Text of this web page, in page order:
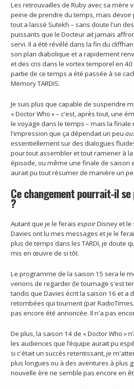
Les retrouvailles de Ruby avec sa mère
peine de prendre du temps, mais
tout a laissé Sutekh – sans doute l'un
puissants que le Docteur ait jamais
servi. Il a été révélé dans la fin du
son plan diabolique et a rapidement
et des cris dans le vortex temporel en
partie de ce temps a été passée à se
Memory TARDIS.
Je suis plus que capable de suspendre
« Doctor Who » – c'est, après tout, une
le voyage dans le temps – mais la finale
l'impression que ça dépendait un peu
essentiellement sur des dialogues
pour tout assembler et tout ramener à
épisode, ou même une finale de saison
aurait pu tout résumer de manière un
Ce changement pourrait-il
?
Autant que je le feraisespoirDisney et le
Davies ont lu mes messages et je le
plus de temps dans les TARDI, je doute
mis en œuvre de si tôt.
Le programme de la saison 15 sera le
venons de regarder (le tournage s'est
tandis que Davies écrit la saison 16 et a
retombées qui tournent (par
pas encore été annoncée. Il n'a pas
De plus, la saison 14 de « Doctor Who »
les audiences que l’équipe aurait pu
si c'était un succès retentissant, je
plus longues ou à des aventures à plus
nouvelle ère ne semble pas encore en